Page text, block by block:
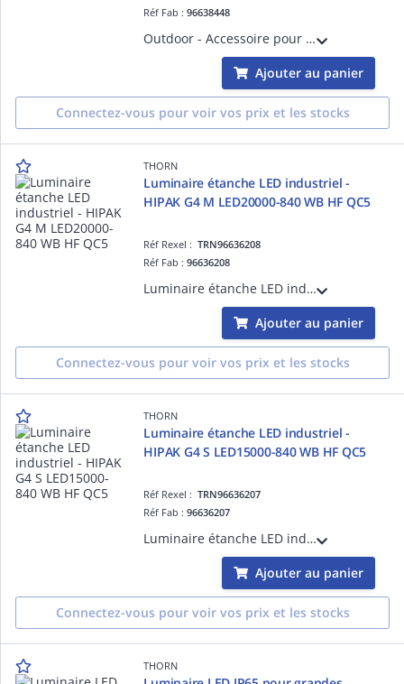
Réf Fab :96638448
Outdoor - Accessoire pour Luminaire industriel à LED - BORIS FLEX 2 STIRRUP
Ajouter au panier
Connectez-vous pour voir vos prix et les stocks
THORN
Luminaire étanche LED industriel -
HIPAK G4 M LED20000-840 WB HF QC5
Réf Rexel :TRN96636208
Réf Fab :96636208
Luminaire étanche LED industriel - HIPAK G4 M LED20000-840 WB HF QC5 - Alimentation pour luminaires LED ¿ 20000 lm ¿ 110.2W ¿ 30° ¿ 4000K ¿ IP65
Ajouter au panier
Connectez-vous pour voir vos prix et les stocks
THORN
Luminaire étanche LED industriel -
HIPAK G4 S LED15000-840 WB HF QC5
Réf Rexel :TRN96636207
Réf Fab :96636207
Luminaire étanche LED industriel - HIPAK G4 S LED15000-840 WB HF QC5 - Alimentation pour luminaires LED ¿ 15000 lm ¿ 85.6W ¿ 30° ¿ 4000K ¿ IP65
Ajouter au panier
Connectez-vous pour voir vos prix et les stocks
THORN